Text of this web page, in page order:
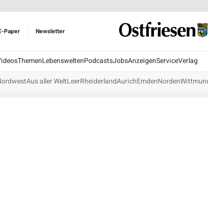
Paper Newsletter
ThemenLebensweltenPodcastsJobsAnzeigenServiceVerlag
Aus aller WeltLeerRheiderlandAurichEmdenNorden